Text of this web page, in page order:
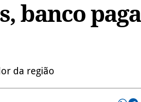
banco
da região